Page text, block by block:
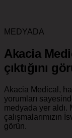
MEDYADA
Akacia
çıktığını
Akacia Medical,
yorumları
medyada yer
çalışmalarımızın
görün.